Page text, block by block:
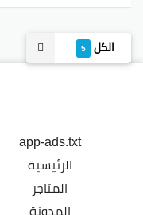
الكل 5
app-ads.txt
الرئيسية
المتاجر